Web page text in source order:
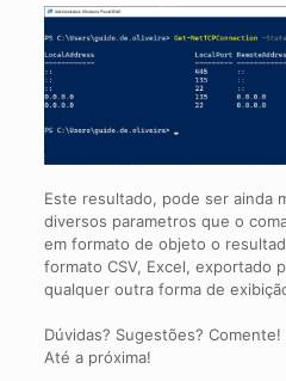
Este resultado, pode ser ainda
diversos parametros que o
em formato de objeto o
formato CSV, Excel, exportado
qualquer outra forma de
Dúvidas? Sugestões? Comente!
Até a próxima!